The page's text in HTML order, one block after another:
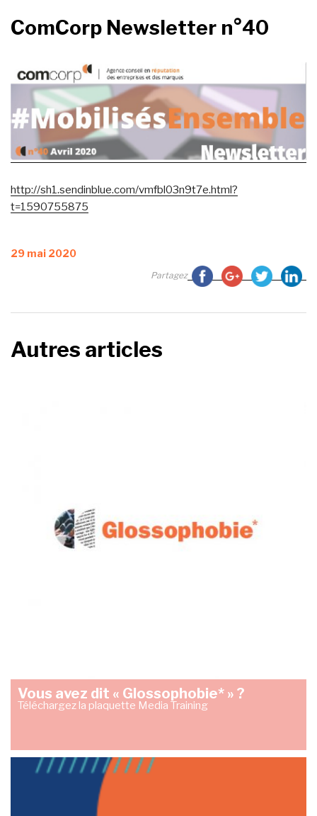
ComCorp Newsletter n°40
http://sh1.sendinblue.com/vmfbl03n9t7e.html?
t=1590755875
Publié
29 mai 2020
Partagez
Autres articles
Vous avez dit « Glossophobie* » ?
Téléchargez la plaquette Media Training